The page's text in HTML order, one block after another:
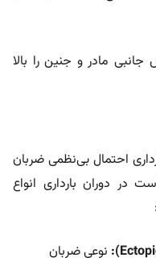
مادر و جنین را بالا
احتمال بی‌نظمی ضربان
در دوران بارداری انواع
نوعی ضربان